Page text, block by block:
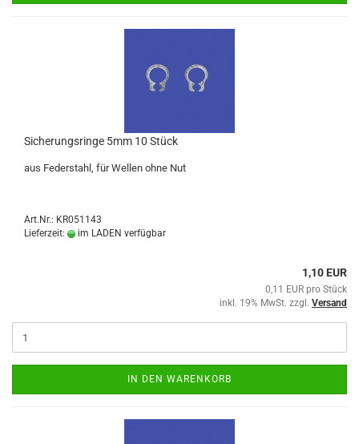
Sicherungsringe 5mm 10 Stück
aus Federstahl, für Wellen ohne Nut
Art.Nr.: KR051143
Lieferzeit:
im LADEN verfügbar
1,10 EUR
0,11 EUR pro Stück
inkl. 19% MwSt. zzgl. Versand
IN DEN WARENKORB